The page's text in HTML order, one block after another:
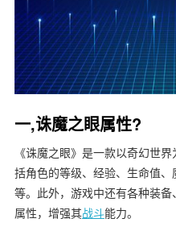
一,诛魔之眼属性?
《诛魔之眼》是一款以奇幻世界
括角色的等级、经验、生命值
等。此外，游戏中还有各种装
属性，增强其战斗能力。